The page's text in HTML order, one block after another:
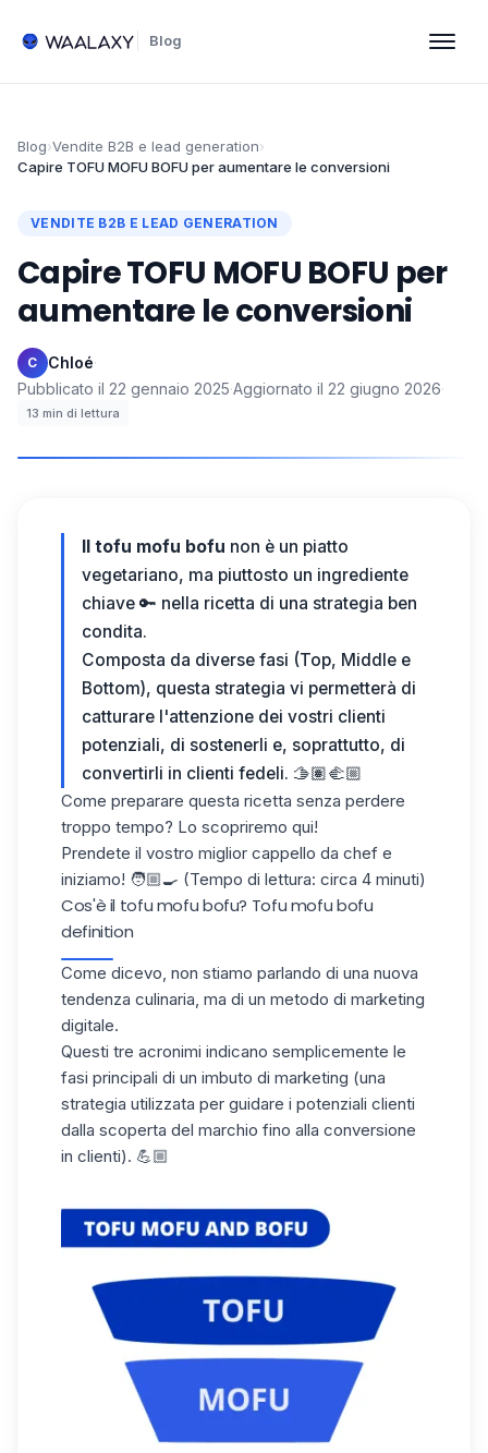
Blog
Blog›Vendite B2B e lead generation›
Capire TOFU MOFU BOFU per aumentare le conversioni
VENDITE B2B E LEAD GENERATION
Capire TOFU MOFU BOFU per
aumentare le conversioni
C Chloé·
Pubblicato il 22 gennaio 2025·Aggiornato il 22 giugno 2026·
13 min di lettura
Il tofu mofu bofu non è un piatto
vegetariano, ma piuttosto un ingrediente
chiave 🔑 nella ricetta di una strategia ben
condita.
Composta da diverse fasi (Top, Middle e
Bottom), questa strategia vi permetterà di
catturare l'attenzione dei vostri clienti
potenziali, di sostenerli e, soprattutto, di
convertirli in clienti fedeli. 🫱🏽‍🫲🏼
Come preparare questa ricetta senza perdere
troppo tempo? Lo scopriremo qui!
Prendete il vostro miglior cappello da chef e
iniziamo! 🧑🏼‍🍳 (Tempo di lettura: circa 4 minuti)
Cos'è il tofu mofu bofu? Tofu mofu bofu
definition​
Come dicevo, non stiamo parlando di una nuova
tendenza culinaria, ma di un metodo di marketing
digitale.
Questi tre acronimi indicano semplicemente le
fasi principali di un imbuto di marketing (una
strategia utilizzata per guidare i potenziali clienti
dalla scoperta del marchio fino alla conversione
in clienti). 💪🏼